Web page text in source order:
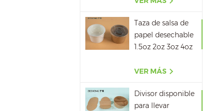
Taza de salsa de
papel desechable
1.5oz 2oz 3oz 4oz
VER MÁS
Divisor disponible
para llevar